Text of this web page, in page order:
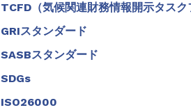
TCFD（気候関連財務情報開示タス
GRIスタンダード
SASBスタンダード
SDGs
ISO26000